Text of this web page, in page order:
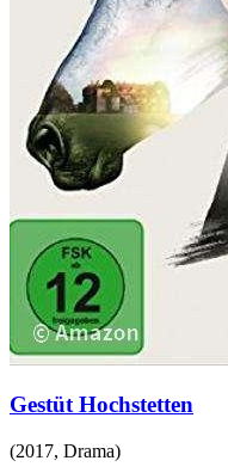
Gestüt Hochstetten
(2017, Drama)